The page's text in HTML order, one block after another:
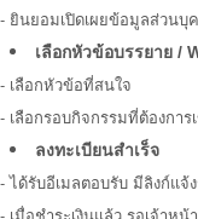
- ยินยอมเปิดเผยข้อมูลส่วนบุ
เลือกหัวข้อบรรยาย /
- เลือกหัวข้อที่สนใจ
- เลือกรอบกิจกรรมที่ต้องการ
ลงทะเบียนสำเร็จ
-ได้รับอีเมลตอบรับ มีลิงก์แจ้